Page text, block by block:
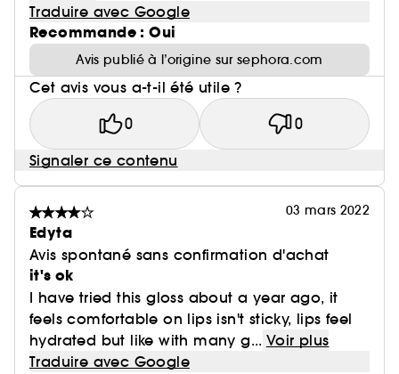
Traduire avec Google
Recommande : Oui
Avis publié à l’origine sur sephora.com
Cet avis vous a-t-il été utile ?
0 0
Signaler ce contenu
03 mars 2022
Edyta
Avis spontané sans confirmation d'achat
it's ok
I have tried this gloss about a year ago, it
feels comfortable on lips isn't sticky, lips feel
hydrated but like with many g... Voir plus
Traduire avec Google